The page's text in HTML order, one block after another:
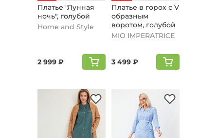
Платье "Лyнная
ночь", голубой
Home and Style
2 999 ₽
Платье в горох с V
образным
воротом, голубой
MIO IMPERATRICE
3 499 ₽